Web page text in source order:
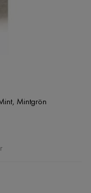
Mintgrön